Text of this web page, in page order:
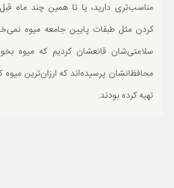
مناسب‌تری دارید، یا تا همین چند ماه
کردن مثل طبقات پایین جامعه میوه
سلامتی‌شان قانعشان کردیم که میوه
محافظانشان پرسیده‌اند که ارزان‌ترین
تهیه کرده بودند.